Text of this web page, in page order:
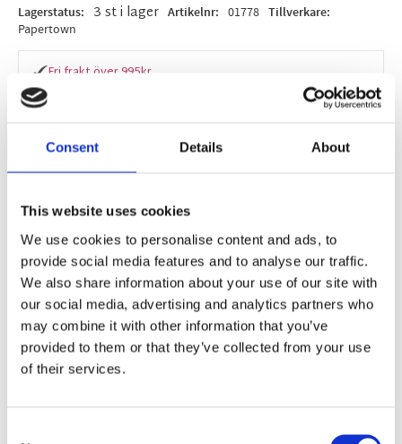
Consent Details About
This website uses cookies
We use cookies to personalise content and ads, to
provide social media features and to analyse our traffic.
We also share information about your use of our site with
our social media, advertising and analytics partners who
may combine it with other information that you’ve
provided to them or that they’ve collected from your use
of their services.
Lagerstatus 3 st i lager Artikelnr 01778 Tillverkare
Papertown
Fri frakt över 995kr
Stilrent motiv i svarta och beige nyanser men
ordet "L´eternità" som är italienska och betyder
"evighet". Motivet passar perfekt för dig som vill
skapa en kaxig och trendig look i ditt
vardagsrum.
Tryckt på FSC-certifierat matt kvalitetspapper